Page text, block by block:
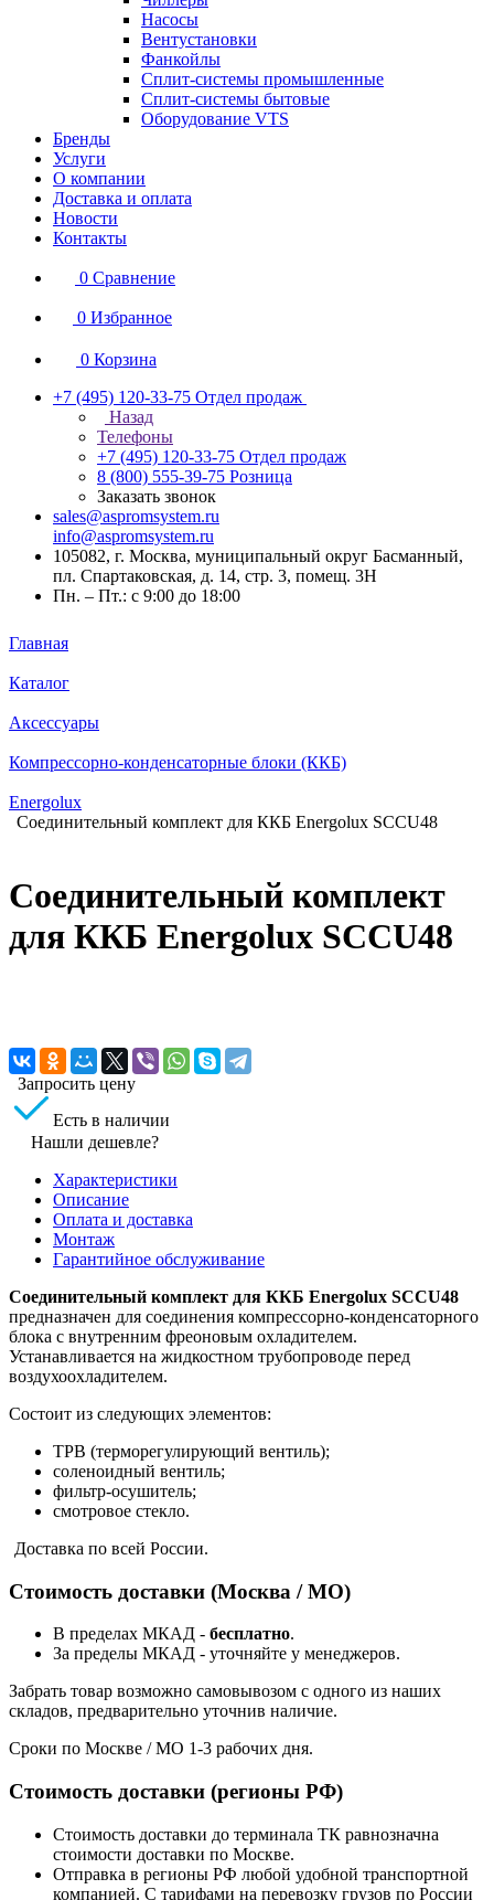
Насосы
Вентустановки
Фанкойлы
Сплит-системы промышленные
Сплит-системы бытовые
Оборудование VTS
Бренды
Услуги
О компании
Доставка и оплата
Новости
Контакты
0 Сравнение
0 Избранное
0 Корзина
+7 (495) 120-33-75 Отдел продаж
Назад
Телефоны
+7 (495) 120-33-75 Отдел продаж
8 (800) 555-39-75 Розница
Заказать звонок
sales@aspromsystem.ru
info@aspromsystem.ru
105082, г. Москва, муниципальный округ Басманный,
пл. Спартаковская, д. 14, стр. 3, помещ. 3Н
Пн. – Пт.: с 9:00 до 18:00
Главная
Каталог
Аксессуары
Компрессорно-конденсаторные блоки (ККБ)
Energolux
Соединительный комплект для ККБ Energolux SCCU48
Соединительный комплект
для ККБ Energolux SCCU48
Запросить цену
Есть в наличии
Нашли дешевле?
Характеристики
Описание
Оплата и доставка
Монтаж
Гарантийное обслуживание
Соединительный комплект для ККБ Energolux SCCU48
предназначен для соединения компрессорно-конденсаторного
блока с внутренним фреоновым охладителем.
Устанавливается на жидкостном трубопроводе перед
воздухоохладителем.
Состоит из следующих элементов:
ТРВ (терморегулирующий вентиль);
соленоидный вентиль;
фильтр-осушитель;
смотровое стекло.
Доставка по всей России.
Стоимость доставки (Москва / МО)
В пределах МКАД - бесплатно.
За пределы МКАД - уточняйте у менеджеров.
Забрать товар возможно самовывозом с одного из наших
складов, предварительно уточнив наличие.
Сроки по Москве / МО 1-3 рабочих дня.
Стоимость доставки (регионы РФ)
Стоимость доставки до терминала ТК равнозначна
стоимости доставки по Москве.
Отправка в регионы РФ любой удобной транспортной
компанией. С тарифами на перевозку грузов по России